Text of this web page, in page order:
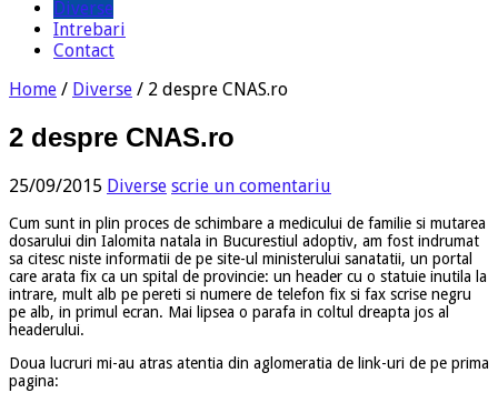
Diverse
Intrebari
Contact
Home / Diverse / 2 despre CNAS.ro
2 despre CNAS.ro
25/09/2015 Diverse scrie un comentariu
Cum sunt in plin proces de schimbare a medicului de familie si mutarea
dosarului din Ialomita natala in Bucurestiul adoptiv, am fost indrumat
sa citesc niste informatii de pe site-ul ministerului sanatatii, un portal
care arata fix ca un spital de provincie: un header cu o statuie inutila la
intrare, mult alb pe pereti si numere de telefon fix si fax scrise negru
pe alb, in primul ecran. Mai lipsea o parafa in coltul dreapta jos al
headerului.
Doua lucruri mi-au atras atentia din aglomeratia de link-uri de pe prima
pagina: